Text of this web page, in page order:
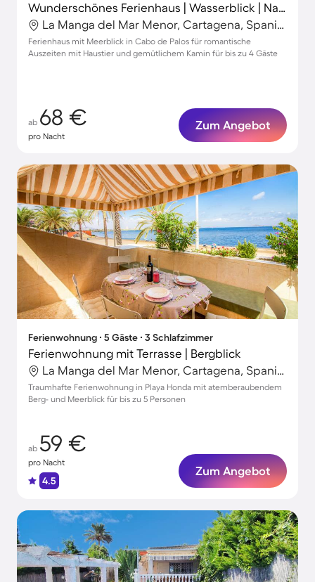
Wunderschönes Ferienhaus | Wasserblick | Nah am Strand | Haustierfreundlich
La Manga del Mar Menor, Cartagena, Spanien
Ferienhaus mit Meerblick in Cabo de Palos für romantische
Auszeiten mit Haustier und gemütlichem Kamin für bis zu 4 Gäste
ab 68 €
pro Nacht
Zum Angebot
Ferienwohnung ∙ 5 Gäste ∙ 3 Schlafzimmer
Ferienwohnung mit Terrasse | Bergblick
La Manga del Mar Menor, Cartagena, Spanien
Traumhafte Ferienwohnung in Playa Honda mit atemberaubendem
Berg- und Meerblick für bis zu 5 Personen
ab 59 €
pro Nacht
4.5
Zum Angebot